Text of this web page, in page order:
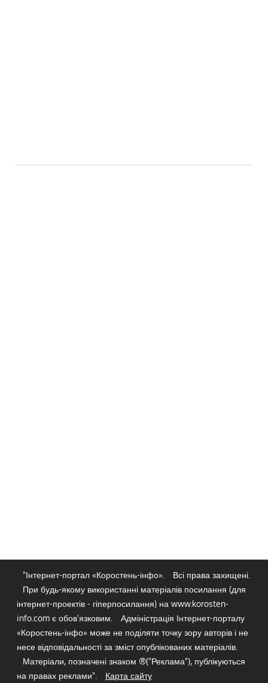
"Інтернет-портал «Коростень-інфо».
Всі права захищені.
При будь-якому використанні матеріалів посилання (для
інтернет-проектів - гіперпосилання) на www.korosten-
info.com є обов'язковим.
Адміністрація Інтернет-порталу
«Коростень-інфо» може не поділяти точку зору авторів і не
несе відповідальності за зміст опублікованих матеріалів.
Матеріали, позначені знаком ®("Реклама"), публікуються
на правах реклами".
Карта сайту